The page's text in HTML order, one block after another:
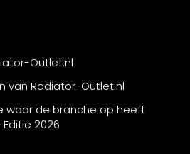
Outlet.nl
van Radiator-Outlet.nl
waar de branche op heeft
2026